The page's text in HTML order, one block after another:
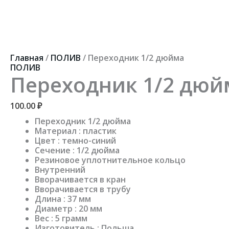
Главная / ПОЛИВ / Переходник 1/2 дюйма
ПОЛИВ
Переходник 1/2
100.00₽
Переходник 1/2 дюйма
Материал : пластик
Цвет : темно-синий
Сечение : 1/2 дюйма
Резиновое уплотнительное кольцо
Внутренний
Вворачивается в кран
Вворачивается в трубу
Длина : 37 мм
Диаметр : 20 мм
Вес : 5 грамм
Переходник
1/2
дюйма